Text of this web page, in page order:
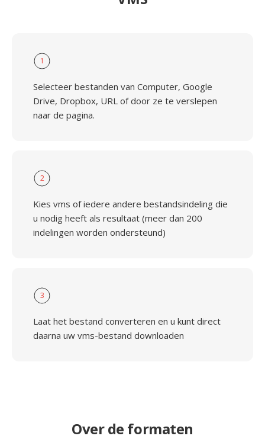
1
Selecteer bestanden van Computer, Google
Drive, Dropbox, URL of door ze te verslepen
naar de pagina.
2
Kies vms of iedere andere bestandsindeling die
u nodig heeft als resultaat (meer dan 200
indelingen worden ondersteund)
3
Laat het bestand converteren en u kunt direct
daarna uw vms-bestand downloaden
Over de formaten